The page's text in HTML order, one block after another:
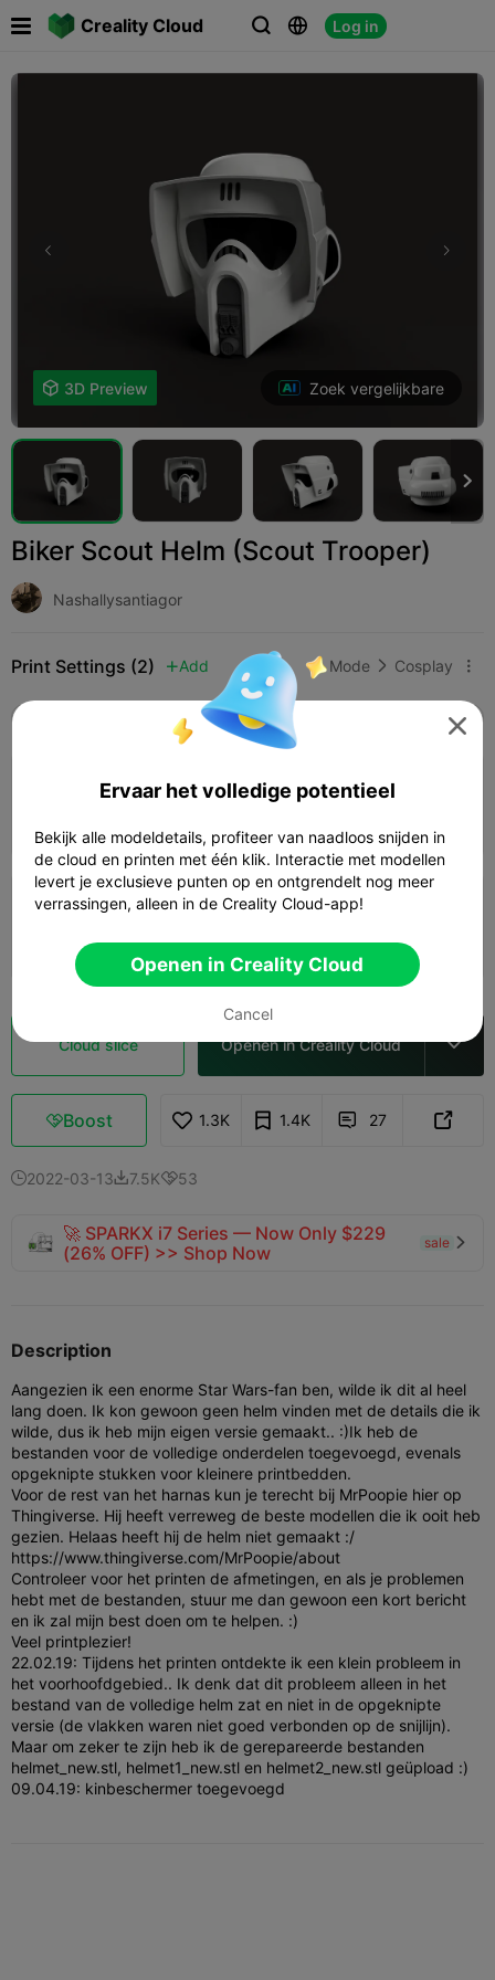
Creality Cloud   Log in
 
 3D Preview Zoek vergelijkbare

Biker Scout Helm (Scout Trooper)
Nashallysantiagor
Print Settings (2)  Add Mode  Cosplay 
K2 Pro
0,2mm laag, 2 wanden, 15% vulling
0,2mm laag, 2 wanden, 15% vulling
 1d 20h  7 plates  1295.49g
Cloud slice Openen in Creality Cloud 
Boost 1.3K 1.4K  27 
2022-03-137.5K53
🚀 SPARKX i7 Series — Now Only $229
(26% OFF) >> Shop Now
sale 
Description
Aangezien ik een enorme Star Wars-fan ben, wilde ik dit al heel
lang doen. Ik kon gewoon geen helm vinden met de details die ik
wilde, dus ik heb mijn eigen versie gemaakt.. :)Ik heb de
bestanden voor de volledige onderdelen toegevoegd, evenals
opgeknipte stukken voor kleinere printbedden.
Voor de rest van het harnas kun je terecht bij MrPoopie hier op
Thingiverse. Hij heeft verreweg de beste modellen die ik ooit heb
gezien. Helaas heeft hij de helm niet gemaakt :/
https://www.thingiverse.com/MrPoopie/about
Controleer voor het printen de afmetingen, en als je problemen
hebt met de bestanden, stuur me dan gewoon een kort bericht
en ik zal mijn best doen om te helpen. :)
Veel printplezier!
22.02.19: Tijdens het printen ontdekte ik een klein probleem in
het voorhoofdgebied.. Ik denk dat dit probleem alleen in het
bestand van de volledige helm zat en niet in de opgeknipte
versie (de vlakken waren niet goed verbonden op de snijlijn).
Maar om zeker te zijn heb ik de gerepareerde bestanden
helmet_new.stl, helmet1_new.stl en helmet2_new.stl geüpload :)
09.04.19: kinbeschermer toegevoegd

Ervaar het volledige potentieel
Bekijk alle modeldetails, profiteer van naadloos snijden in
de cloud en printen met één klik. Interactie met modellen
levert je exclusieve punten op en ontgrendelt nog meer
verrassingen, alleen in de Creality Cloud-app!
Openen in Creality Cloud
Cancel